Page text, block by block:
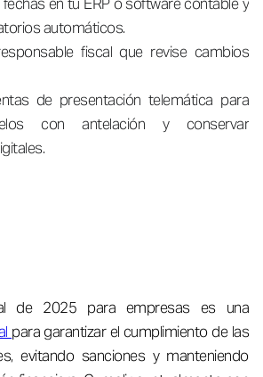
automáticos.
fiscal que revise cambios
de presentación telemática para
con antelación y conservar
de 2025 para empresas es una
para garantizar el cumplimiento de las
evitando sanciones y manteniendo